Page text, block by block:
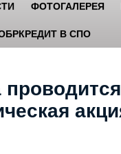
ФОТОГАЛЕРЕЯ
В СПО
проводится